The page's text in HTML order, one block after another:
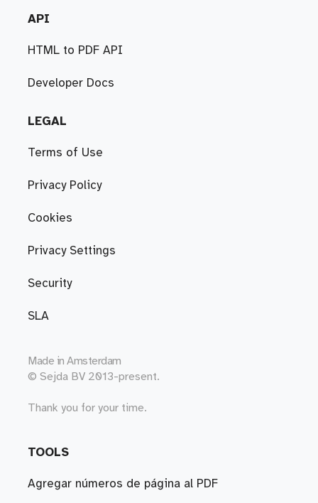
API
HTML to PDF API
Developer Docs
LEGAL
Terms of Use
Privacy Policy
Cookies
Privacy Settings
Security
SLA
Made in Amsterdam
© Sejda BV 2013-present.
Thank you for your time.
TOOLS
Agregar números de página al PDF